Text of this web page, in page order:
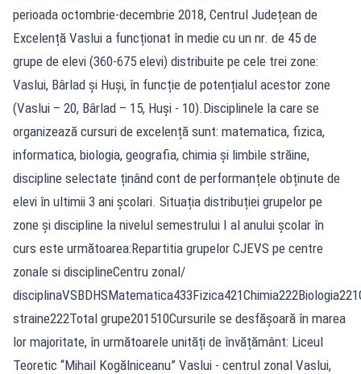
perioada octombrie-decembrie 2018, Centrul Județean de
Excelență Vaslui a funcționat în medie cu un nr. de 45 de
grupe de elevi (360-675 elevi) distribuite pe cele trei zone:
Vaslui, Bârlad și Huși, în funcție de potențialul acestor zone
(Vaslui – 20, Bârlad – 15, Huși - 10).Disciplinele la care se
organizează cursuri de excelență sunt: matematica, fizica,
informatica, biologia, geografia, chimia și limbile străine,
discipline selectate ținând cont de performanțele obținute de
elevi în ultimii 3 ani școlari. Situația distribuției grupelor pe
zone și discipline la nivelul semestrului I al anului școlar în
curs este următoarea:Repartitia grupelor CJEVS pe centre
zonale si disciplineCentru zonal/
straine222Total grupe201510Cursurile se desfășoară în marea
lor majoritate, în următoarele unități de învățământ: Liceul
Teoretic “Mihail Kogălniceanu” Vaslui - centrul zonal Vaslui,